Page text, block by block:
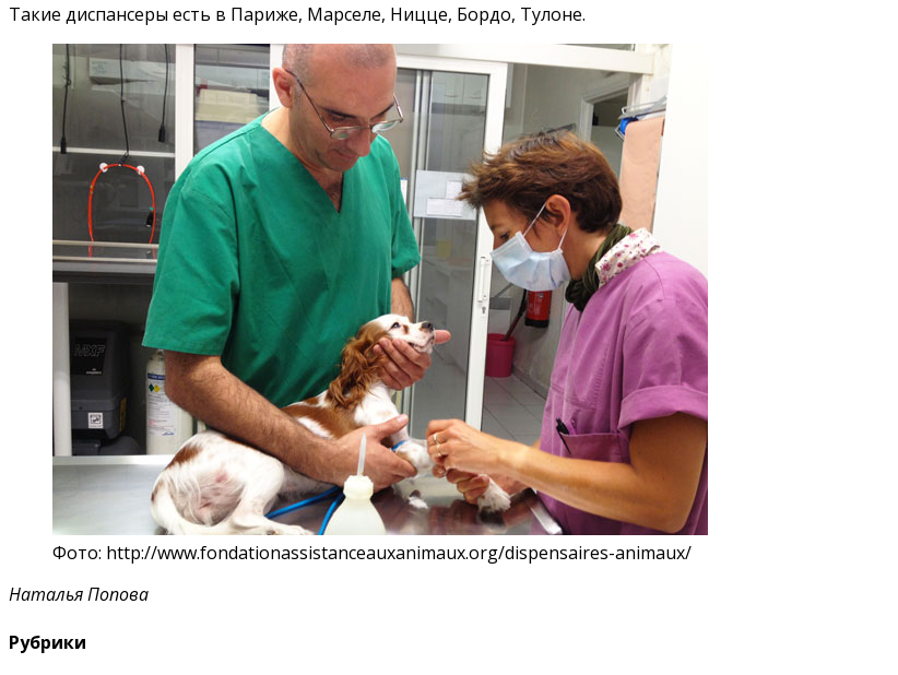
Такие диспансеры есть в Париже, Марселе, Ницце, Бордо, Тулоне.
Фото: http://www.fondationassistanceauxanimaux.org/dispensaires-animaux/
Наталья Попова
Рубрики